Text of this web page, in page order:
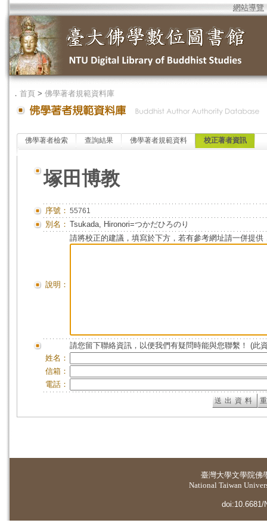
網站導覽
． 首頁 > 佛學著者規範資料庫
佛學著者檢索 查詢結果 佛學著者規範資料 校正著者資訊
塚田博教
序號： 55761
別名： Tsukada, Hironori=つかだひろのり
說明：
請將校正的建議，填寫於下方，若有參考網址請一併提供
請您留下聯絡資訊，以便我們有疑問時能與您聯繫！ (此
姓名：
信箱：
電話：
臺灣大學文學院佛
National Taiwan
doi:10.6681/